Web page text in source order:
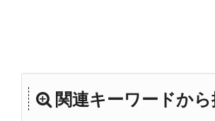
関連キーワードか